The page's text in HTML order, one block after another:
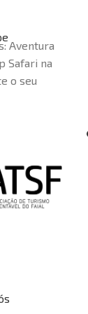
Aventura
Safari na
o seu
uma
como
o comum.
e